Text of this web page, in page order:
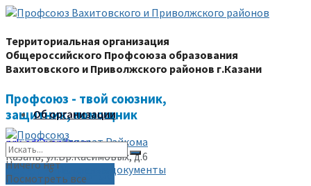
Территориальная организация
Общероссийского Профсоюза образования
Вахитовского и Приволжского районов г.Казани
Профсоюз - твой союзник,
защитник, помощник
prk-ed@yandex.ru
Казань, ул.Бр.Касимовых, д.6
(843) 228-68-80
Об организации
Аппарат Райкома
Уставные документы
Ничего нет
Посмотреть все